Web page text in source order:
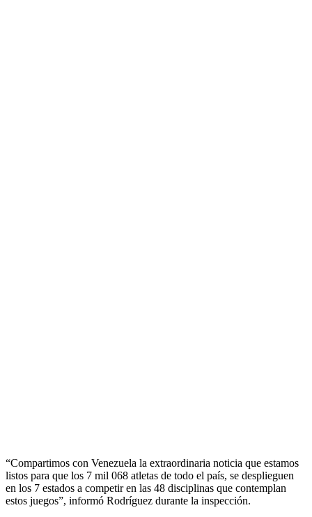
“Compartimos con Venezuela la extraordinaria noticia que estamos
listos para que los 7 mil 068 atletas de todo el país, se desplieguen
en los 7 estados a competir en las 48 disciplinas que contemplan
estos juegos”, informó Rodríguez durante la inspección.